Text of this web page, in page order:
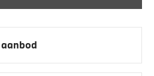
aanbod